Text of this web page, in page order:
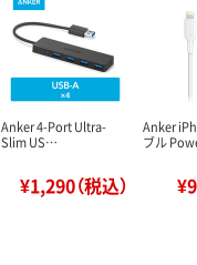
Anker 4-Port Ultra-
Slim US…
¥1,290（税込）
Anker
ブル